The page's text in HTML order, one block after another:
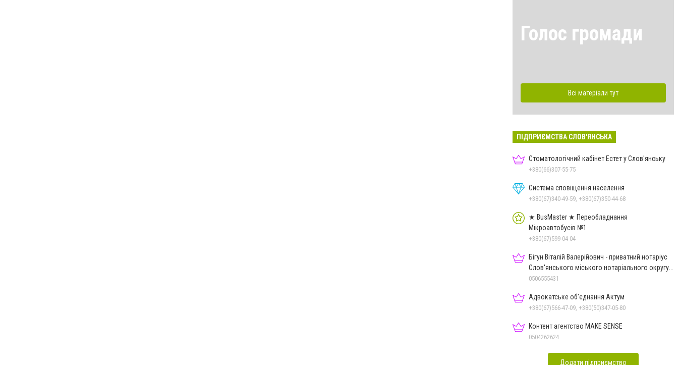
Голос громади
Всі матеріали тут
ПІДПРИЄМСТВА СЛОВ'ЯНСЬКА
Стоматологічний кабінет Естет у Слов'янську
+380(66)307-55-75
Система сповіщення населення
+380(67)340-49-59, +380(67)350-44-68
★ BusMaster ★ Переобладнання
Мікроавтобусів №1
+380(67)599-04-04
Бігун Віталій Валерійович - приватний нотаріус
Слов'янського міського нотаріального округу
Дон.обл.
0506555431
Адвокатське об'єднання Актум
+380(67)566-47-09, +380(50)347-05-80
Контент агентство MAKE SENSE
0504262624
Додати підприємство